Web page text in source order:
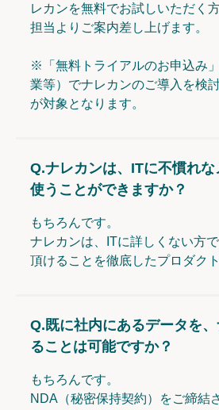
レカンを無料でお試しいただく
担当よりご案内差し上げます。
※「無料トライアルのお申込み
業等）でナレカンのご導入を検
が対象となります。
Q.ナレカンは、ITに不慣れ
使うことができますか？
もちろんです。
ナレカンは、ITに詳しくない方
頂けることを徹底したプロダクト
Q.既に社内にあるデータを
ることは可能ですか？
もちろんです。
NDA（秘密保持契約）をご締結